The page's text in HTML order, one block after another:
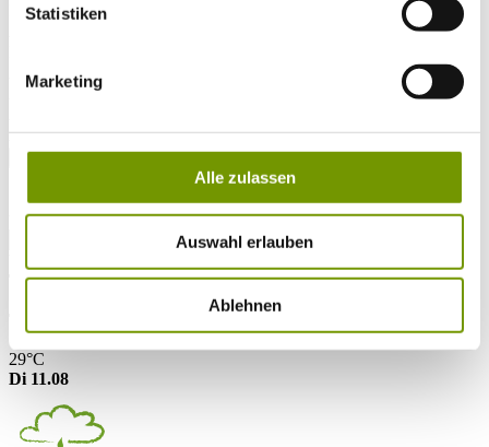
Statistiken
Marketing
Alle zulassen
Auswahl erlauben
Ablehnen
Nights
Alter Kind 1
Alter Kind 2
Alter Kind 4
search
* Required field
text search
Today
29°C
Di 11.08